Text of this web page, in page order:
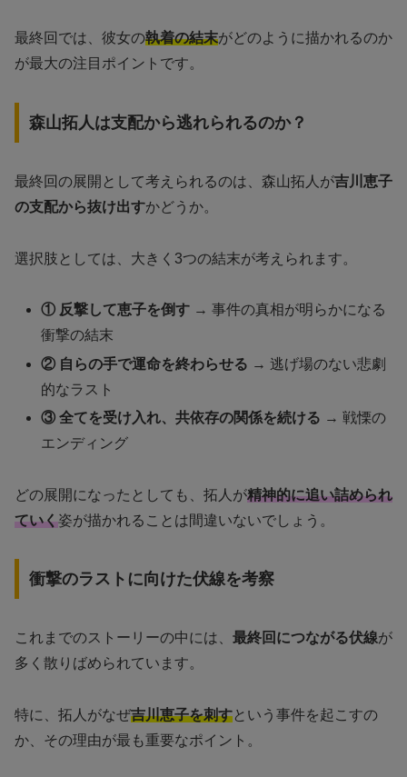
最終回では、彼女の執着の結末がどのように描かれるのか
が最大の注目ポイントです。
森山拓人は支配から逃れられるのか？
最終回の展開として考えられるのは、森山拓人が吉川恵子
の支配から抜け出すかどうか。
選択肢としては、大きく3つの結末が考えられます。
① 反撃して恵子を倒す → 事件の真相が明らかになる
衝撃の結末
② 自らの手で運命を終わらせる → 逃げ場のない悲劇
的なラスト
③ 全てを受け入れ、共依存の関係を続ける → 戦慄の
エンディング
どの展開になったとしても、拓人が精神的に追い詰められ
ていく姿が描かれることは間違いないでしょう。
衝撃のラストに向けた伏線を考察
これまでのストーリーの中には、 最終回につながる伏線が
多く散りばめられています。
特に、拓人がなぜ吉川恵子を刺すという事件を起こすの
か、その理由が最も重要なポイント。